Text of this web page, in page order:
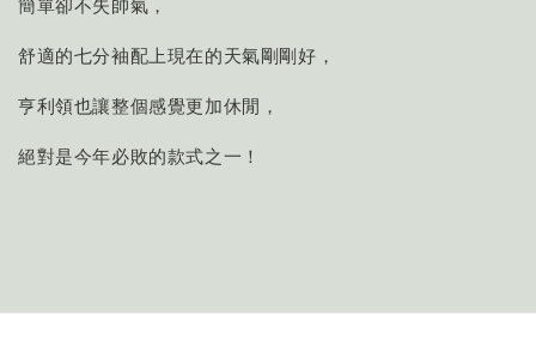
簡單卻不失帥氣，
舒適的七分袖配上現在的天氣剛剛好，
亨利領也讓整個感覺更加休閒，
絕對是今年必敗的款式之一！